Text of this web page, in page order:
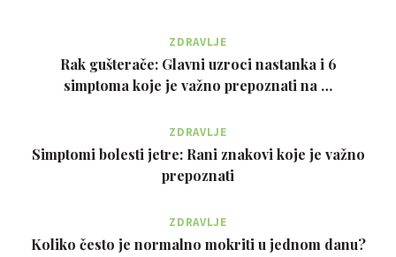
ZDRAVLJE
Rak gušterače: Glavni uzroci nastanka i 6
simptoma koje je važno prepoznati na …
ZDRAVLJE
Simptomi bolesti jetre: Rani znakovi koje je važno
prepoznati
ZDRAVLJE
Koliko često je normalno mokriti u jednom danu?